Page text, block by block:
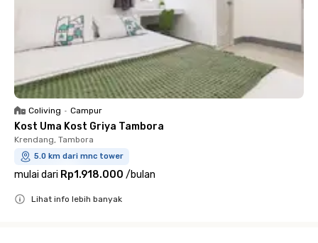
Coliving • Campur
Kost Uma Kost Griya Tambora
Krendang, Tambora
5.0 km dari mnc tower
mulai dari Rp1.918.000 /bulan
Lihat info lebih banyak